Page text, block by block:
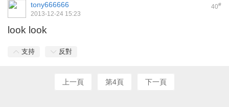
40#
tony666666
2013-12-24 15:23
look look
支持 反對
上一頁 第4頁 下一頁